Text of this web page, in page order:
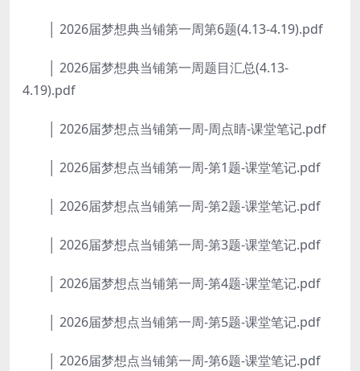
│ 2026届梦想典当铺第一周第6题(4.13-4.19).pdf
│ 2026届梦想典当铺第一周题目汇总(4.13-
4.19).pdf
│ 2026届梦想点当铺第一周-周点睛-课堂笔记.pdf
│ 2026届梦想点当铺第一周-第1题-课堂笔记.pdf
│ 2026届梦想点当铺第一周-第2题-课堂笔记.pdf
│ 2026届梦想点当铺第一周-第3题-课堂笔记.pdf
│ 2026届梦想点当铺第一周-第4题-课堂笔记.pdf
│ 2026届梦想点当铺第一周-第5题-课堂笔记.pdf
│ 2026届梦想点当铺第一周-第6题-课堂笔记.pdf